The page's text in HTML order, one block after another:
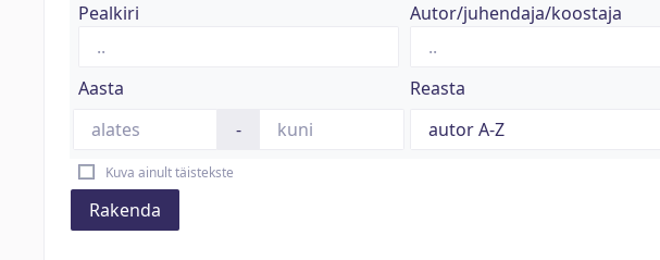
Pealkiri Autor/juhendaja/koostaja
Aasta
-
Reasta
Kuva ainult täistekste
Rakenda